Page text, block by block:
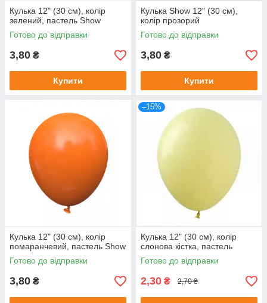
Кулька 12" (30 см), колір
зелений, пастель Show
Готово до відправки
3,80 ₴
Купити
Кулька Show 12" (30 см),
колір прозорий
Готово до відправки
3,80 ₴
Купити
Кулька 12" (30 см), колір
помаранчевий, пастель Show
Готово до відправки
3,80 ₴
–15%
Кулька 12" (30 см), колір
слонова кістка, пастель
Готово до відправки
2,30 ₴ 2,70 ₴